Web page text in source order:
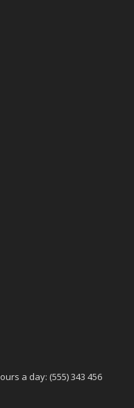
a day: (555) 343 456